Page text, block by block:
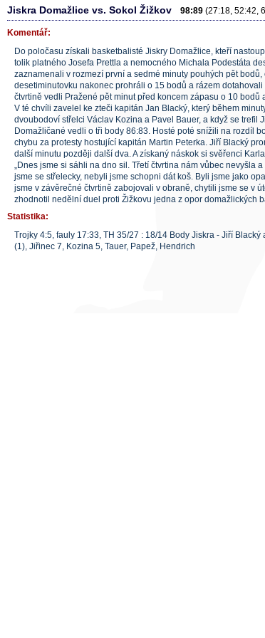
Jiskra Domažlice vs. Sokol Žižkov 98:89 (27:18, 52:42,
Komentář:
Do poločasu získali basketbalisté Jiskry Domažlice, kteří
tolik platného Josefa Prettla a nemocného Michala Podestáta
zaznamenali v rozmezí první a sedmé minuty pouhých pět
desetiminutovku nakonec prohráli o 15 bodů a rázem
čtvrtině vedli Pražené pět minut před koncem zápasu o 10 bodů
V té chvíli zavelel ke zteči kapitán Jan Blacký, který během
dvoubodoví střelci Václav Kozina a Pavel Bauer, a když se trefil
Domažličané vedli o tři body 86:83. Hosté poté snížili na rozdíl
chybu za protesty hostující kapitán Martin Peterka. Jiří Blacký
další minutu později další dva. A získaný náskok si svěřenci
„Dnes jsme si sáhli na dno sil. Třetí čtvrtina nám vůbec nevyšla
jsme se střelecky, nebyli jsme schopni dát koš. Byli jsme jako
jsme v závěrečné čtvrtině zabojovali v obraně, chytili jsme se v
zhodnotil nedělní duel proti Žižkovu jedna z opor domažlických
Statistika:
Trojky 4:5, fauly 17:33, TH 35/27 : 18/14 Body Jiskra - Jiří
(1), Jiřinec 7, Kozina 5, Tauer, Papež, Hendrich